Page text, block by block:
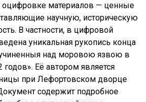
материалов — ценные
научную, историческую
В частности, в цифровой
уникальная рукопись конца
над моровою язвою в
Её автором является
при Лефортовском дворце
содержит подробное